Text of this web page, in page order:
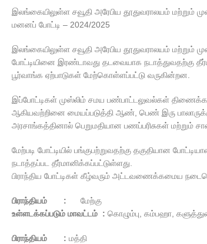
இலங்கையிலுள்ள சவூதி அரேபிய தூதுவராலயம்
மனனப் போட்டி – 2024/2025
இலங்கையிலுள்ள சவூதி அரேபிய தூதுவராலயம்
போட்டியினை இரண்டாவது தடவையாக நடாத்துவதற்கு
பூர்வாங்க ஏற்பாடுகள் மேற்கொள்ளப்பட்டு வருகின்றன.
இப்போட்டிகள் முஸ்லிம் சமய பண்பாட்டலுவல்கள்
ஆகியவற்றினை மையப்படுத்தி ஆண், பெண் இரு
அரசாங்கத்தினால் பெறுமதியான பணப்பரிசுகள் மற்றும்
மேற்படி போட்டியில் பங்குபற்றுவதற்கு தகுதியான
நடாத்தப்பட தீர்மானிக்கப்பட்டுள்ளது.
பிராந்திய போட்டிகள் கீழ்வரும் அட்டவணைக்கமைய
பிராந்தியம் : மேற்கு
உள்ளடக்கப்படும் மாவட்டம் : கொழும்பு, கம்பஹா,
பிராந்தியம் : மத்தி